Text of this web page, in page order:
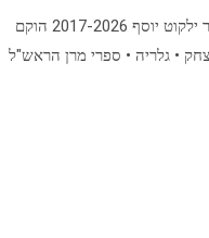
© yalkut yosef Rabbi Yitzhak Yosef אתר ילקוט יוסף 2017-2026 הוקם
• גלריה • ספרי מרן הראש"ל